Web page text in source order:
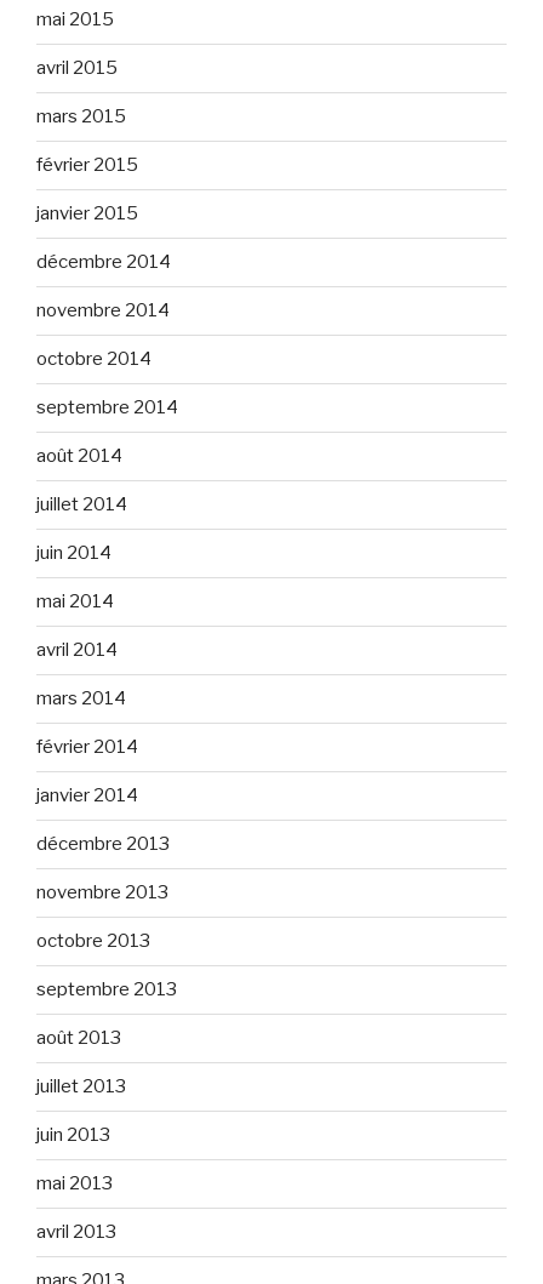
mai 2015
avril 2015
mars 2015
février 2015
janvier 2015
décembre 2014
novembre 2014
octobre 2014
septembre 2014
août 2014
juillet 2014
juin 2014
mai 2014
avril 2014
mars 2014
février 2014
janvier 2014
décembre 2013
novembre 2013
octobre 2013
septembre 2013
août 2013
juillet 2013
juin 2013
mai 2013
avril 2013